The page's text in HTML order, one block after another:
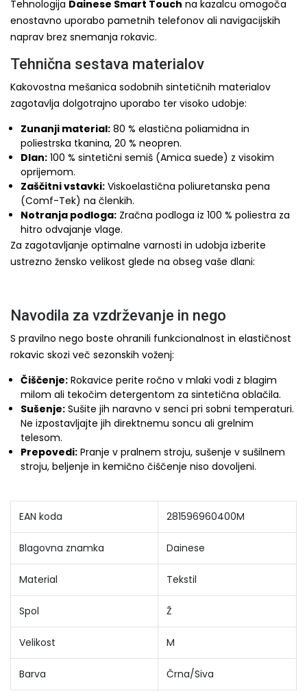
Tehnologija Dainese Smart Touch na kazalcu omogoča
enostavno uporabo pametnih telefonov ali navigacijskih
naprav brez snemanja rokavic.
Tehnična sestava materialov
Kakovostna mešanica sodobnih sintetičnih materialov
zagotavlja dolgotrajno uporabo ter visoko udobje:
Zunanji material: 80 % elastična poliamidna in
poliestrska tkanina, 20 % neopren.
Dlan: 100 % sintetični semiš (Amica suede) z visokim
oprijemom.
Zaščitni vstavki: Viskoelastična poliuretanska pena
(Comf-Tek) na členkih.
Notranja podloga: Zračna podloga iz 100 % poliestra za
hitro odvajanje vlage.
Za zagotavljanje optimalne varnosti in udobja izberite
ustrezno žensko velikost glede na obseg vaše dlani:
Navodila za vzdrževanje in nego
S pravilno nego boste ohranili funkcionalnost in elastičnost
rokavic skozi več sezonskih voženj:
Čiščenje: Rokavice perite ročno v mlaki vodi z blagim
milom ali tekočim detergentom za sintetična oblačila.
Sušenje: Sušite jih naravno v senci pri sobni temperaturi.
Ne izpostavljajte jih direktnemu soncu ali grelnim
telesom.
Prepovedi: Pranje v pralnem stroju, sušenje v sušilnem
stroju, beljenje in kemično čiščenje niso dovoljeni.
EAN koda 281596960400M
Blagovna znamka Dainese
Material Tekstil
Spol Ž
Velikost M
Barva Črna/Siva